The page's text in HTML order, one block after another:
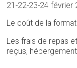
21-22-23-24 février
Le coût de la
Les frais de repas
reçus,